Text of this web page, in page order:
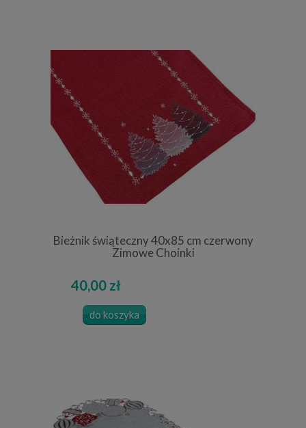
Bieżnik świąteczny 40x85 cm czerwony
Zimowe Choinki
40,00 zł
do koszyka